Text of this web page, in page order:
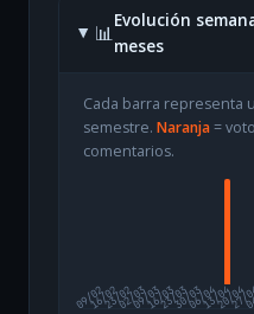
📊
Evolución
meses
Cada barra representa
semestre. Naranja=
comentarios.
09/02
16/0223/0202/0309/0316/0323/0330/0306/0413/0420/04
27/